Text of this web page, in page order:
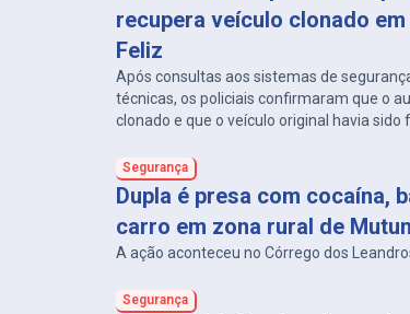
recupera veículo clonado em
Feliz
Após consultas aos sistemas de
técnicas, os policiais confirmaram que o
clonado e que o veículo original havia sido
Segurança
Dupla é presa com cocaína,
carro em zona rural de
A ação aconteceu no Córrego dos
Segurança